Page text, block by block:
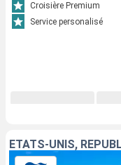
Croisière Premium
Service personalisé